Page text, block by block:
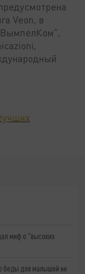
Veon, в
миф о "высоких
беды для малышей не